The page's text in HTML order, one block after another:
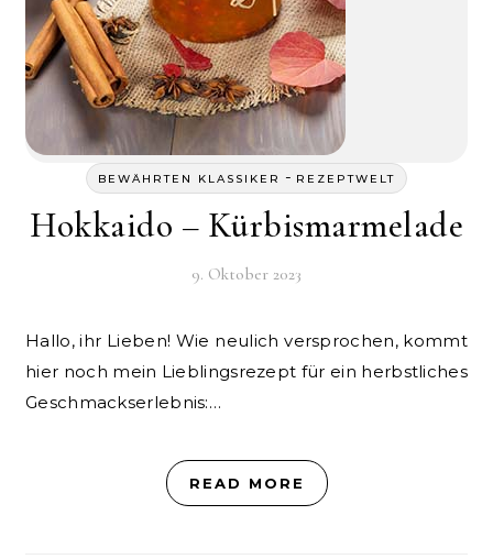
BEWÄHRTEN KLASSIKER - REZEPTWELT
Hokkaido – Kürbismarmelade
9. Oktober 2023
Hallo, ihr Lieben! Wie neulich versprochen, kommt
hier noch mein Lieblingsrezept für ein herbstliches
Geschmackserlebnis:…
READ MORE